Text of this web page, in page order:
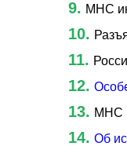
МНС
МНС
Об